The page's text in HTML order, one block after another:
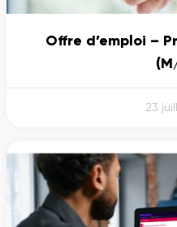
Offre d’emploi –
23